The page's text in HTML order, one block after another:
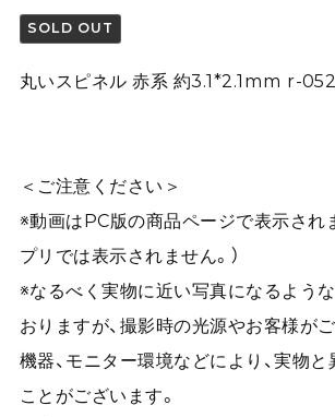
SOLD OUT
丸いスピネル 赤系 約3.1*2.1mm r-
＜ご注意ください＞
※動画はPC版の商品ページで表示され
プリでは表示されません。）
※なるべく実物に近い写真になるよう
おりますが、撮影時の光源やお客様が
機器、モニター環境などにより、実物
ことがございます。